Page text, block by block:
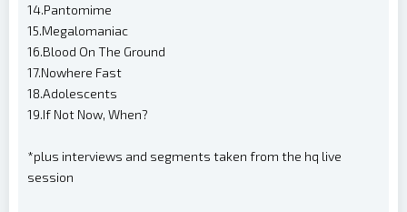
14.Pantomime
15.Megalomaniac
16.Blood On The Ground
17.Nowhere Fast
18.Adolescents
19.If Not Now, When?
*plus interviews and segments taken from the hq live
session